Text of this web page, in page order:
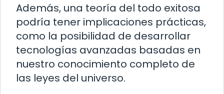
Además, una teoría del todo exitosa
podría tener implicaciones prácticas,
como la posibilidad de desarrollar
tecnologías avanzadas basadas en
nuestro conocimiento completo de
las leyes del universo.